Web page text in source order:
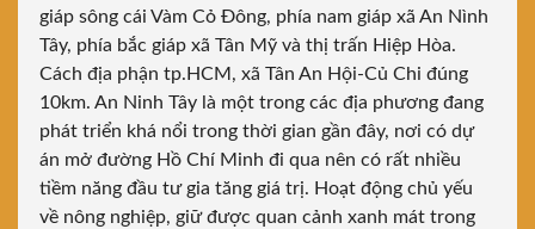
giáp sông cái Vàm Cỏ Đông, phía nam giáp xã An Nình
Tây, phía bắc giáp xã Tân Mỹ và thị trấn Hiệp Hòa.
Cách địa phận tp.HCM, xã Tân An Hội-Củ Chi đúng
10km. An Ninh Tây là một trong các địa phương đang
phát triển khá nổi trong thời gian gần đây, nơi có dự
án mở đường Hồ Chí Minh đi qua nên có rất nhiều
tiềm năng đầu tư gia tăng giá trị. Hoạt động chủ yếu
về nông nghiệp, giữ được quan cảnh xanh mát trong